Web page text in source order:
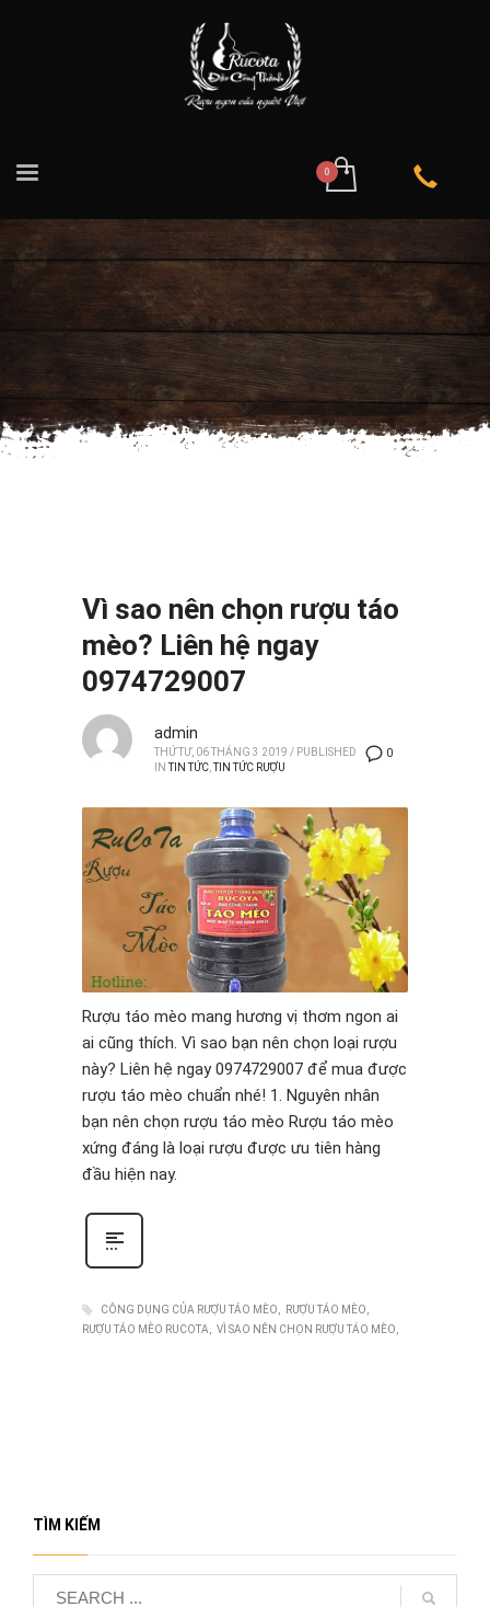
Vì sao nên chọn rượu táo
mèo? Liên hệ ngay
0974729007
0
admin
THỨ TƯ, 06 THÁNG 3 2019 / PUBLISHED
IN TIN TỨC ,TIN TỨC RƯỢU
Rượu táo mèo mang hương vị thơm ngon ai
ai cũng thích. Vì sao bạn nên chọn loại rượu
này? Liên hệ ngay 0974729007 để mua được
rượu táo mèo chuẩn nhé! 1. Nguyên nhân
bạn nên chọn rượu táo mèo Rượu táo mèo
xứng đáng là loại rượu được ưu tiên hàng
đầu hiện nay.
CÔNG DỤNG CỦA RƯỢU TÁO MÈO
RƯỢU TÁO MÈO
RƯỢU TÁO MÈO RUCOTA
VÌ SAO NÊN CHỌN RƯỢU TÁO MÈO
TÌM KIẾM